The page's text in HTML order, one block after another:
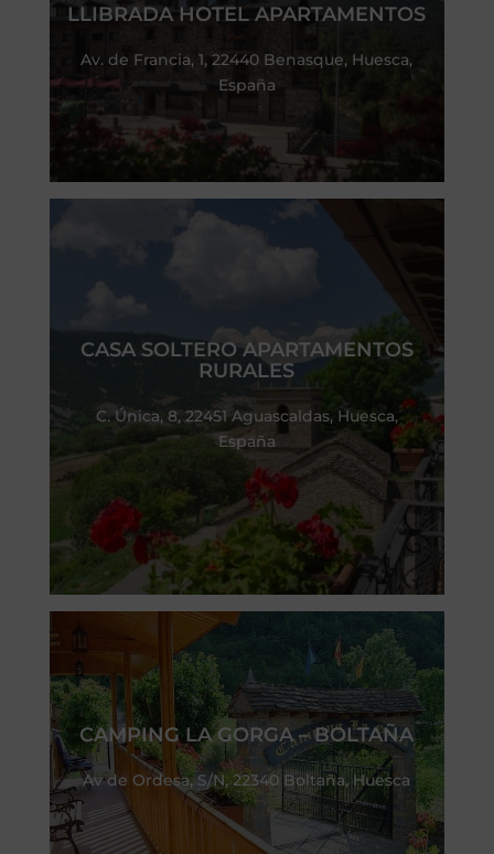
LLIBRADA HOTEL APARTAMENTOS
Av. de Francia, 1, 22440 Benasque, Huesca,
España
CASA SOLTERO APARTAMENTOS
RURALES
C. Única, 8, 22451 Aguascaldas, Huesca,
España
CAMPING LA GORGA – BOLTAÑA
Av de Ordesa, S/N, 22340 Boltaña, Huesca